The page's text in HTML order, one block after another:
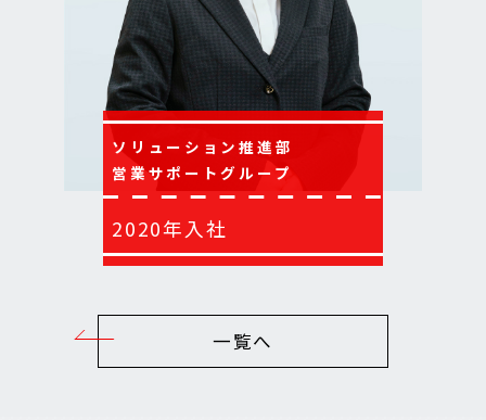
ソリューション推進部
営業サポートグループ
2020年入社
一覧へ